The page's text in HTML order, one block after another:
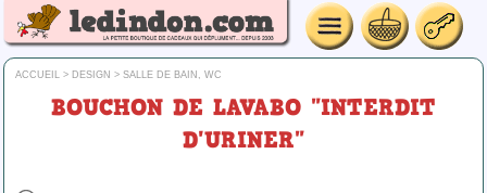
ACCUEIL > DESIGN > SALLE DE BAIN, WC
BOUCHON DE LAVABO "INTERDIT
D'URINER"